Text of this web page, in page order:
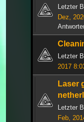
Letzter
Dez,
Letzter
2017
Laser
Letzter
Feb,